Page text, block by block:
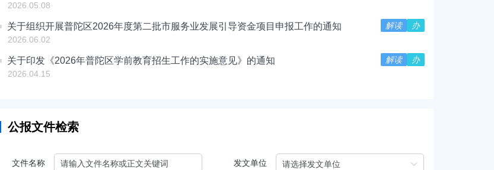
2026.05.08
关于组织开展普陀区2026年度第二批市服务业发展引导资金项目申报工作的通知 解读
办
2026.06.02
关于印发《2026年普陀区学前教育招生工作的实施意见》的通知 解读
办
2026.04.15
公报文件检索
文件名称 发文单位